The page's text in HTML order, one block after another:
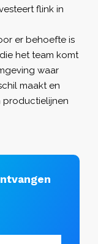
flink in
er behoefte is
het team komt
waar
maakt en
productielijnen